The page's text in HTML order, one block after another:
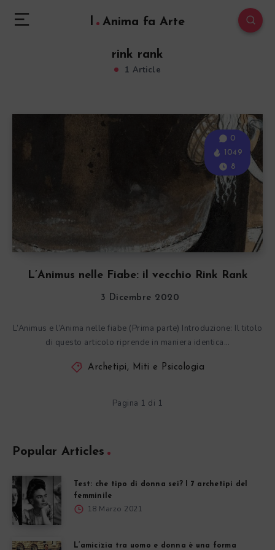
l Anima fa Arte
rink rank
1 Article
L’Animus nelle Fiabe: il vecchio Rink Rank
0
1049
8
3 Dicembre 2020
L’Animus e l’Anima nelle fiabe (Prima parte) Introduzione: Il titolo
di questo articolo riprende in maniera identica…
Archetipi, Miti e Psicologia
Pagina 1 di 1
Popular Articles
Test: che tipo di donna sei? I 7 archetipi del
femminile
18 Marzo 2021
L’amicizia tra uomo e donna è una forma